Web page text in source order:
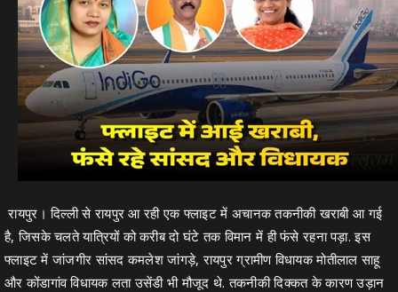
रायपुर। दिल्ली से रायपुर आ रही एक फ्लाइट में अचानक तकनीकी खराबी आ गई
है, जिसके चलते यात्रियों को करीब दो घंटे तक विमान में ही फंसे रहना पड़ा. इस
फ्लाइट में जांजगीर सांसद कमलेश जांगड़े, रायपुर ग्रामीण विधायक मोतीलाल साहू
और कोंडागांव विधायक लता उसेंडी भी मौजूद थे. तकनीकी दिक्कत के कारण उड़ान